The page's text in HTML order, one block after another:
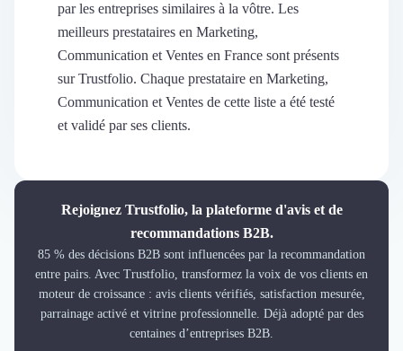
Découvrir le média
Demander une démo
Connexion
Cabinet de Recrutement
Marque Employeur
Conseil en Management et Organisation
Qualité de Vie au Travail (QVT)
Portage Salarial
Responsabilité Sociétale des Entreprises (RSE)
Marketplace de freelance
par les entreprises similaires à la vôtre. Les
meilleurs prestataires en Marketing,
Communication et Ventes en France sont présents
sur Trustfolio. Chaque prestataire en Marketing,
Communication et Ventes de cette liste a été testé
et validé par ses clients.
Rejoignez Trustfolio, la plateforme d'avis et de
recommandations B2B.
85 % des décisions B2B sont influencées par la recommandation
entre pairs. Avec Trustfolio, transformez la voix de vos clients en
moteur de croissance : avis clients vérifiés, satisfaction mesurée,
parrainage activé et vitrine professionnelle. Déjà adopté par des
centaines d’entreprises B2B.